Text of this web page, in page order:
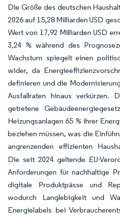
Die Größe des deutschen
2026 auf 15,28 Milliarden USD
Wert von 17,92 Milliarden USD
3,24 % während des
Wachstum spiegelt einen
wider, da
definieren und die
Ausfallraten hinaus
getretene
Heizungsanlagen 65 % ihrer
beziehen müssen, was die
angrenzenden effizienten
Die seit 2024 geltende EU-
Anforderungen für nachhaltige
digitale Produktpässe und
wodurch Langlebigkeit und
Energielabels bei